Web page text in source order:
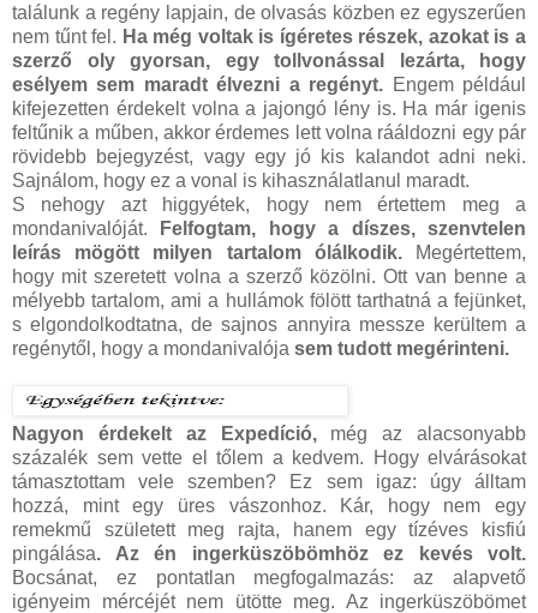
találunk a regény lapjain, de olvasás közben ez egyszerűen
nem tűnt fel. Ha még voltak is ígéretes részek, azokat is a
szerző oly gyorsan, egy tollvonással lezárta, hogy
esélyem sem maradt élvezni a regényt. Engem például
kifejezetten érdekelt volna a jajongó lény is. Ha már igenis
feltűnik a műben, akkor érdemes lett volna rááldozni egy pár
rövidebb bejegyzést, vagy egy jó kis kalandot adni neki.
Sajnálom, hogy ez a vonal is kihasználatlanul maradt.
S nehogy azt higgyétek, hogy nem értettem meg a
mondanivalóját. Felfogtam, hogy a díszes, szenvtelen
leírás mögött milyen tartalom ólálkodik.Megértettem,
hogy mit szeretett volna a szerző közölni. Ott van benne a
mélyebb tartalom, ami a hullámok fölött tarthatná a fejünket,
s elgondolkodtatna, de sajnos annyira messze kerültem a
regénytől, hogy a mondanivalója sem tudott megérinteni.
Nagyon érdekelt az Expedíció,még az alacsonyabb
százalék sem vette el tőlem a kedvem. Hogy elvárásokat
támasztottam vele szemben? Ez sem igaz: úgy álltam
hozzá, mint egy üres vászonhoz. Kár, hogy nem egy
remekmű született meg rajta, hanem egy tízéves kisfiú
pingálása. Az én ingerküszöbömhöz ez kevés volt.
Bocsánat, ez pontatlan megfogalmazás: az alapvető
igényeim mércéjét nem ütötte meg. Az ingerküszöbömet